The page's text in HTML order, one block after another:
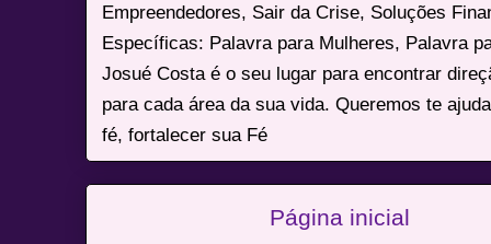
Empreendedores, Sair da Crise, Soluções
Específicas: Palavra para Mulheres, Palavra
Josué Costa é o seu lugar para encontrar
para cada área da sua vida. Queremos te
fé, fortalecer sua Fé
Página inicial